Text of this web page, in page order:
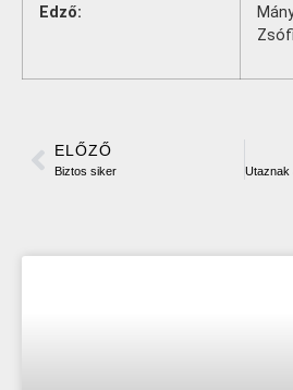
Edző:
ELŐZŐ
Biztos siker